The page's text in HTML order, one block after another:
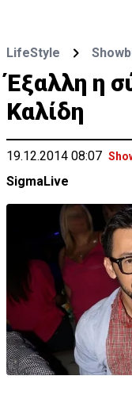
LifeStyle
Έξαλλη η
Καλίδη
19.12.2014 08:07
SigmaLive